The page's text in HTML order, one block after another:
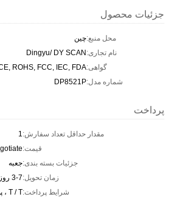
جزئیات محصول
محل منبع:چین
نام تجاری:Dingyu/ DY SCAN
گواهی:ROHS, FCC, IEC, FDA
شماره مدل:DP8521P
پرداخت
مقدار حداقل تعداد سفارش:1
قیمت:
جزئیات بسته بندی:جعبه
زمان تحویل:3-7 روز
شرایط پرداخت:T / T ، پی پال ، علی بابا